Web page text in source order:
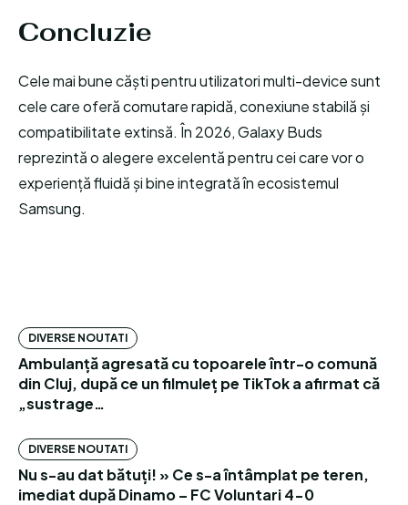
Concluzie
Cele mai bune căști pentru utilizatori multi-device sunt
cele care oferă comutare rapidă, conexiune stabilă și
compatibilitate extinsă. În 2026, Galaxy Buds
reprezintă o alegere excelentă pentru cei care vor o
experiență fluidă și bine integrată în ecosistemul
Samsung.
DIVERSE NOUTATI
Ambulanță agresată cu topoarele într-o comună
din Cluj, după ce un filmuleț pe TikTok a afirmat că
„sustrage…
DIVERSE NOUTATI
Nu s-au dat bătuți! » Ce s-a întâmplat pe teren,
imediat după Dinamo – FC Voluntari 4-0